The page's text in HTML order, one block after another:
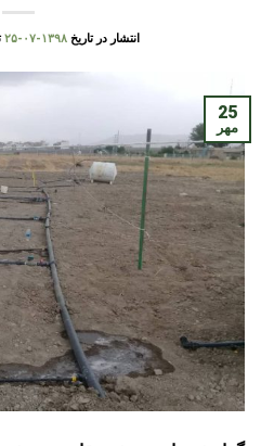
انتشار در تاریخ ۱۳۹۸-۰۷-۲۵
25
مهر